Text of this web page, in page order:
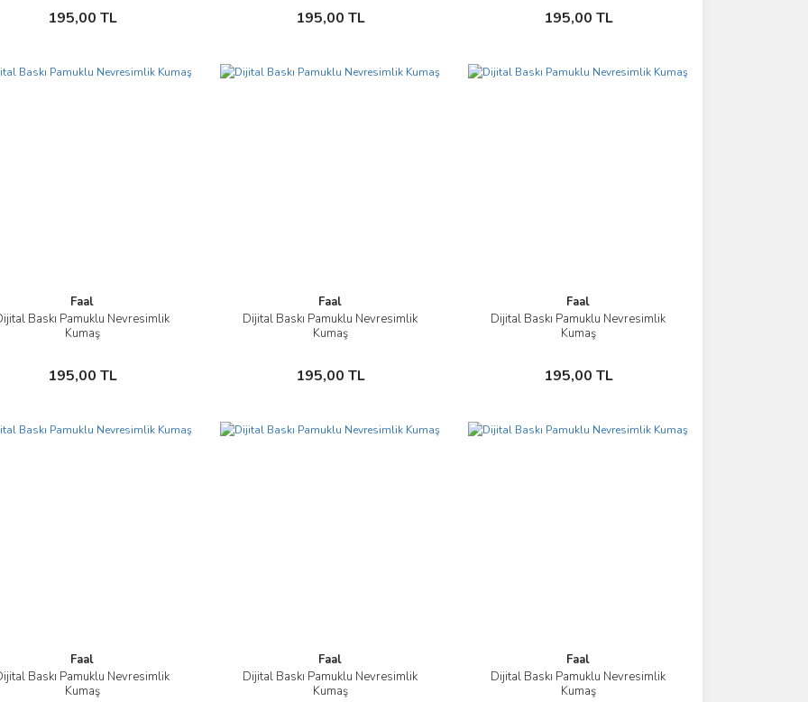
195,00 TL
Sepete Ekle 195,00 TL
Sepete Ekle 195,00 TL
Sepete Ekle
Faal
Baskı Pamuklu Nevresimlik
Kumaş
195,00 TL
İncele
Sepete Ekle
Faal
Dijital Baskı Pamuklu Nevresimlik
Kumaş
195,00 TL
İncele
Sepete Ekle
Faal
Dijital Baskı Pamuklu Nevresimlik
Kumaş
195,00 TL
İncele
Sepete Ekle
Faal
Baskı Pamuklu Nevresimlik
Kumaş
İncele
Faal
Dijital Baskı Pamuklu Nevresimlik
Kumaş
İncele
Faal
Dijital Baskı Pamuklu Nevresimlik
Kumaş
İncele